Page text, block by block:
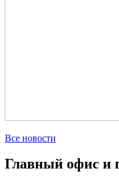
Все новости
Главный офис и